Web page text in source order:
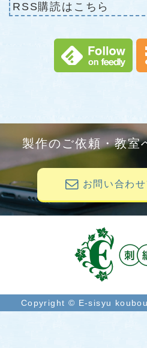
RSS購読はこちら
製作のご依頼・教室
お問い合わ
Copyright © E-sisyu